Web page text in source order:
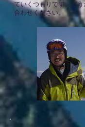
ていくつもりです。ど
合わせください。